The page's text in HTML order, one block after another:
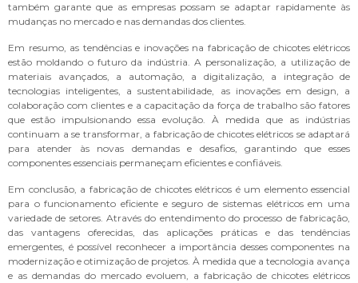
também garante que as empresas possam se adaptar rapidamente às
mudanças no mercado e nas demandas dos clientes.
Em resumo, as tendências e inovações na fabricação de chicotes elétricos
estão moldando o futuro da indústria. A personalização, a utilização de
materiais avançados, a automação, a digitalização, a integração de
tecnologias inteligentes, a sustentabilidade, as inovações em design, a
colaboração com clientes e a capacitação da força de trabalho são fatores
que estão impulsionando essa evolução. À medida que as indústrias
continuam a se transformar, a fabricação de chicotes elétricos se adaptará
para atender às novas demandas e desafios, garantindo que esses
componentes essenciais permaneçam eficientes e confiáveis.
Em conclusão, a fabricação de chicotes elétricos é um elemento essencial
para o funcionamento eficiente e seguro de sistemas elétricos em uma
variedade de setores. Através do entendimento do processo de fabricação,
das vantagens oferecidas, das aplicações práticas e das tendências
emergentes, é possível reconhecer a importância desses componentes na
modernização e otimização de projetos. À medida que a tecnologia avança
e as demandas do mercado evoluem, a fabricação de chicotes elétricos